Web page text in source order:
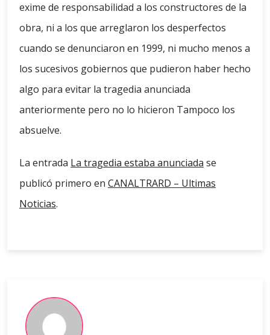
exime de responsabilidad a los constructores de la
obra, ni a los que arreglaron los desperfectos
cuando se denunciaron en 1999, ni mucho menos a
los sucesivos gobiernos que pudieron haber hecho
algo para evitar la tragedia anunciada
anteriormente pero no lo hicieron Tampoco los
absuelve.
La entrada La tragedia estaba anunciada se
publicó primero en CANALTRARD – Ultimas
Noticias.